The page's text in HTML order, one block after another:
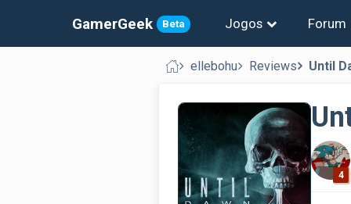
GamerGeek Beta Jogos Forum
ellebohu Reviews Until
4